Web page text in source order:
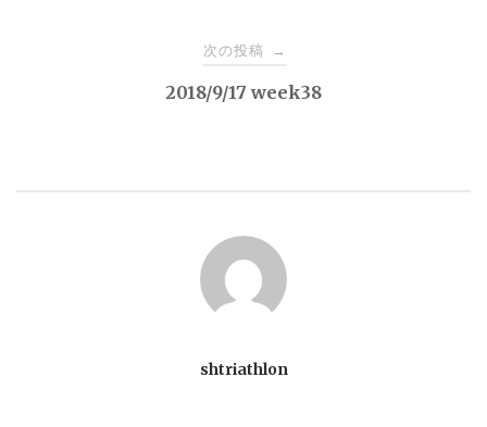
次の投稿 →
2018/9/17 week38
shtriathlon